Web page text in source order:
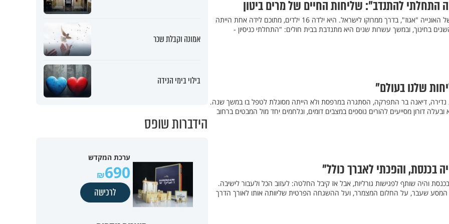
להתנדב": שליחות החיים של מרים ביטון
מרים ביטון נולדה על סיפונה של האונייה "אגוז", בדרך ממרוקו לישראל. היא ילדה 16 ילדים, מתוכם לידה אחת הייתה
בחינוך, ובמשך עשרות שנים היא מתנדבת בבית חולים: "התחלתי כניסיון -
שלנו בעולם"
נדירה, דיאנה בר התפרקה, הסתגרה במרפסת ולא הייתה מסוגלת לטפל בו במשך שנה.
דורון מסייעים להורים נוספים במצבים דומים, ונלחמים יחד מול המבטים ברחוב
בכנסת, והפכתי לאברך כולל"
והיה שותף לפגישות גורליות, אבל אז קיבל החלטה: לעזוב הכל ולעבור לישיבה.
שעבר, על החלום המצמרר, ועל ההשגחה הפרטית שליוותה אותו לאורך הדרך
אמונה וקבלת שכר
בילוי בימי הנידה
הידברות שופס
ערכת המקדש
690
לרכישה